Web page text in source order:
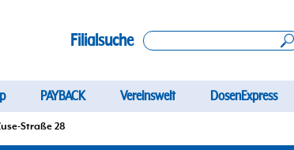
Filialsuche
PAYBACK Vereinswelt DosenExpress
Straße 28